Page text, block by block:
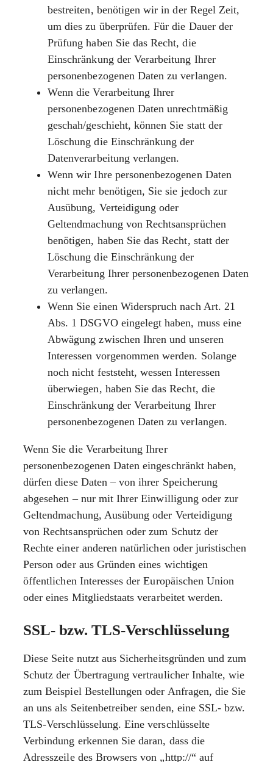
bestreiten, benötigen wir in der Regel Zeit,
um dies zu überprüfen. Für die Dauer der
Prüfung haben Sie das Recht, die
Einschränkung der Verarbeitung Ihrer
personenbezogenen Daten zu verlangen.
Wenn die Verarbeitung Ihrer
personenbezogenen Daten unrechtmäßig
geschah/geschieht, können Sie statt der
Löschung die Einschränkung der
Datenverarbeitung verlangen.
Wenn wir Ihre personenbezogenen Daten
nicht mehr benötigen, Sie sie jedoch zur
Ausübung, Verteidigung oder
Geltendmachung von Rechtsansprüchen
benötigen, haben Sie das Recht, statt der
Löschung die Einschränkung der
Verarbeitung Ihrer personenbezogenen Daten
zu verlangen.
Wenn Sie einen Widerspruch nach Art. 21
Abs. 1 DSGVO eingelegt haben, muss eine
Abwägung zwischen Ihren und unseren
Interessen vorgenommen werden. Solange
noch nicht feststeht, wessen Interessen
überwiegen, haben Sie das Recht, die
Einschränkung der Verarbeitung Ihrer
personenbezogenen Daten zu verlangen.
Wenn Sie die Verarbeitung Ihrer
personenbezogenen Daten eingeschränkt haben,
dürfen diese Daten – von ihrer Speicherung
abgesehen – nur mit Ihrer Einwilligung oder zur
Geltendmachung, Ausübung oder Verteidigung
von Rechtsansprüchen oder zum Schutz der
Rechte einer anderen natürlichen oder juristischen
Person oder aus Gründen eines wichtigen
öffentlichen Interesses der Europäischen Union
oder eines Mitgliedstaats verarbeitet werden.
SSL- bzw. TLS-Verschlüsselung
Diese Seite nutzt aus Sicherheitsgründen und zum
Schutz der Übertragung vertraulicher Inhalte, wie
zum Beispiel Bestellungen oder Anfragen, die Sie
an uns als Seitenbetreiber senden, eine SSL- bzw.
TLS-Verschlüsselung. Eine verschlüsselte
Verbindung erkennen Sie daran, dass die
Adresszeile des Browsers von „http://“ auf